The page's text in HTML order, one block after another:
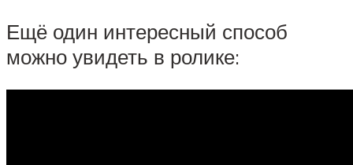
Ещё один интересный способ
можно увидеть в ролике: